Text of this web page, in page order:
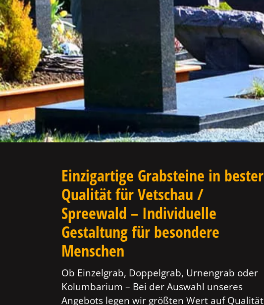
Einzigartige Grabsteine in bester
Qualität für Vetschau /
Spreewald – Individuelle
Gestaltung für besondere
Menschen
Ob Einzelgrab, Doppelgrab, Urnengrab oder
Kolumbarium – Bei der Auswahl unseres
Angebots legen wir größten Wert auf Qualität